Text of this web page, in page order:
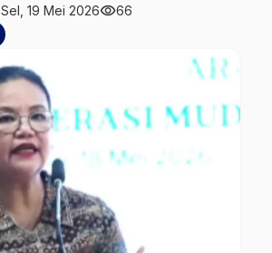
Sel, 19 Mei 2026visibility66